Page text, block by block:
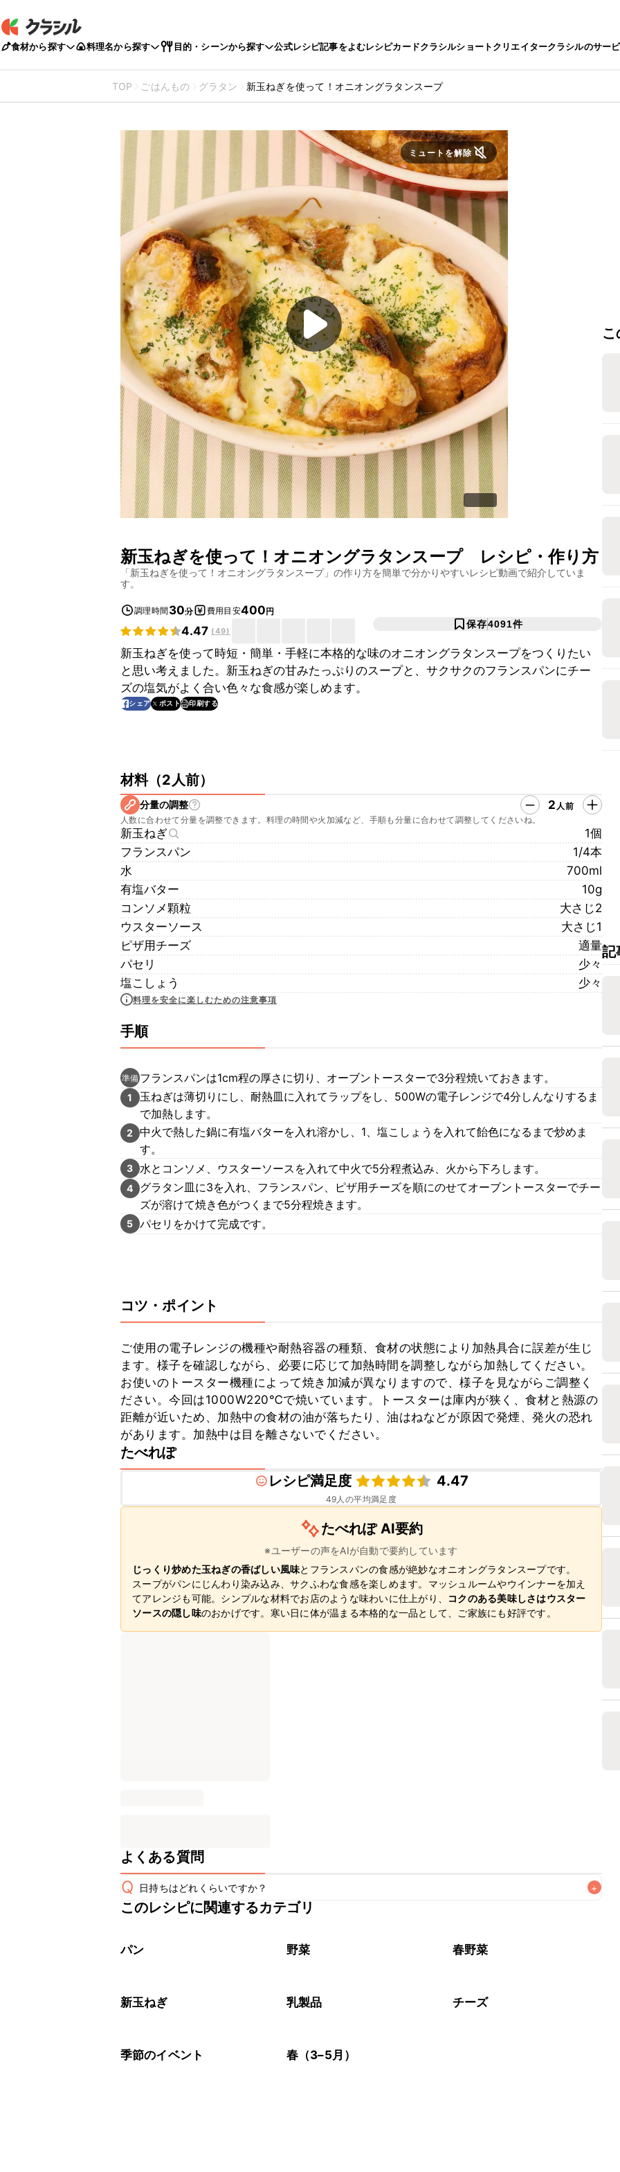
食材から探す 料理名から探す 目的・シーンから探す 公式レシピ記事をよむレシピカードクラシルショートクリエイタークラシルのサー
TOP ごはんもの グラタン 新玉ねぎを使って！オニオングラタンスープ
ミュートを解除
新玉ねぎを使って！オニオングラタンスープレシピ・作り方
「新玉ねぎを使って！オニオングラタンスープ」の作り方を簡単で分かりやすいレシピ動画で紹介していま
す。
調理時間 30分 費用目安400円
4.47 (49)
保存4091件
新玉ねぎを使って時短・簡単・手軽に本格的な味のオニオングラタンスープをつくりたい
と思い考えました。新玉ねぎの甘みたっぷりのスープと、サクサクのフランスパンにチー
ズの塩気がよく合い色々な食感が楽しめます。
シェア ポスト 印刷する
材料（2人前）
分量の調整 2 人前
人数に合わせて分量を調整できます。料理の時間や火加減など、手順も分量に合わせて調整してくださいね。
新玉ねぎ
1個
フランスパン
1/4本
水
700ml
有塩バター
10g
コンソメ顆粒
大さじ2
ウスターソース
大さじ1
ピザ用チーズ
適量
パセリ
少々
塩こしょう
少々
料理を安全に楽しむための注意事項
手順
準備 フランスパンは1cm程の厚さに切り、オーブントースターで3分程焼いておきます。
1
玉ねぎは薄切りにし、耐熱皿に入れてラップをし、500Wの電子レンジで4分しんなりするま
で加熱します。
2
中火で熱した鍋に有塩バターを入れ溶かし、1、塩こしょうを入れて飴色になるまで炒めま
す。
3 水とコンソメ、ウスターソースを入れて中火で5分程煮込み、火から下ろします。
4
グラタン皿に3を入れ、フランスパン、ピザ用チーズを順にのせてオーブントースターでチー
ズが溶けて焼き色がつくまで5分程焼きます。
5 パセリをかけて完成です。
コツ・ポイント
ご使用の電子レンジの機種や耐熱容器の種類、食材の状態により加熱具合に誤差が生じ
ます。様子を確認しながら、必要に応じて加熱時間を調整しながら加熱してください。
お使いのトースター機種によって焼き加減が異なりますので、様子を見ながらご調整く
ださい。今回は1000W220℃で焼いています。トースターは庫内が狭く、食材と熱源の
距離が近いため、加熱中の食材の油が落ちたり、油はねなどが原因で発煙、発火の恐れ
があります。加熱中は目を離さないでください。
たべれぽ
レシピ満足度
4.47
49人の平均満足度
たべれぽ AI要約
※ユーザーの声をAIが自動で要約しています
じっくり炒めた玉ねぎの香ばしい風味とフランスパンの食感が絶妙なオニオングラタンスープです。
スープがパンにじんわり染み込み、サクふわな食感を楽しめます。マッシュルームやウインナーを加え
てアレンジも可能。シンプルな材料でお店のような味わいに仕上がり、
コクのある美味しさはウスター
ソースの隠し味のおかげです。寒い日に体が温まる本格的な一品として、ご家族にも好評です。
よくある質問
Q 日持ちはどれくらいですか？ +
こちらのレシピは出来たてをお召し上がりいただくことをおすすめします。
※日持ちは目安です。
このレシピに関連するカテゴリ
パン 野菜 春野菜
新玉ねぎ 乳製品 チーズ
季節のイベント 春（3–5月）
記